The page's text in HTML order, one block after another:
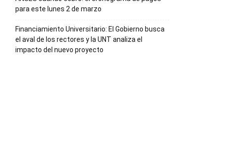
para este lunes 2 de marzo
Financiamiento Universitario: El Gobierno busca
el aval de los rectores y la UNT analiza el
impacto del nuevo proyecto